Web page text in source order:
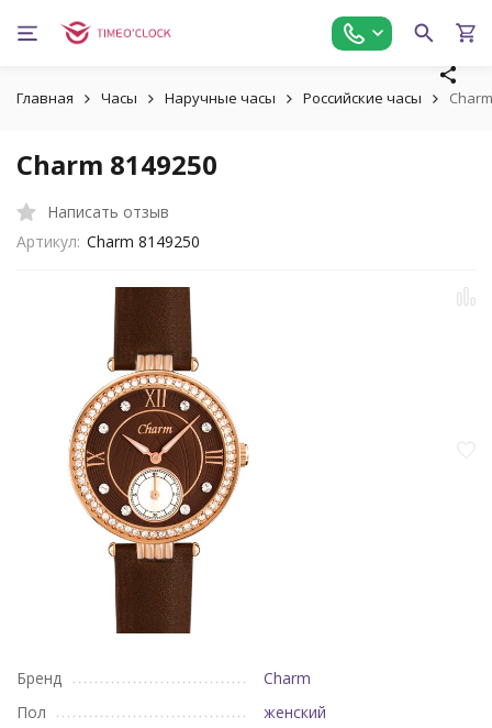
Главная Часы Наручные часы Российские часы
Charm 8149250
Написать отзыв
Артикул: Charm 8149250
Бренд
Charm
Пол
женский